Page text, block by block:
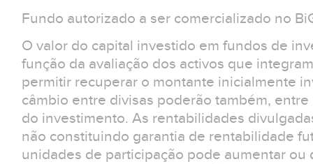
Fundo autorizado a ser comercializado no
O valor do capital investido em fundos de
função da avaliação dos activos que
permitir recuperar o montante inicialmente
câmbio entre divisas poderão também,
do investimento. As rentabilidades
não constituindo garantia de rentabilidade
unidades de participação pode aumentar